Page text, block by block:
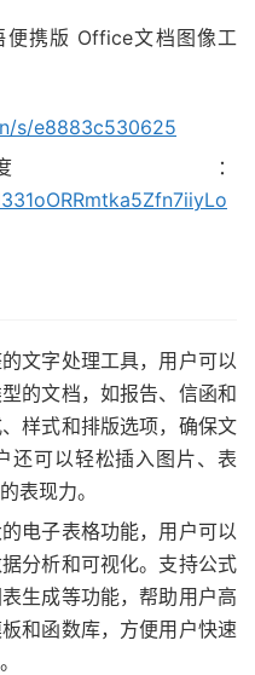
便携版 Office文档图像工
s/e8883c530625
：
文字处理工具，用户可以
的文档，如报告、信函和
样式和排版选项，确保文
还可以轻松插入图片、表
表现力。
电子表格功能，用户可以
分析和可视化。支持公式
生成等功能，帮助用户高
和函数库，方便用户快速